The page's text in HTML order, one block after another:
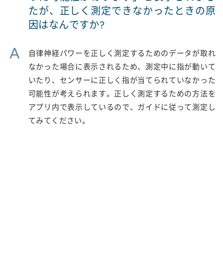
たが、正しく測定できなかったときの原
因はなんですか?
A
自律神経パワーを正しく測定するためのデータが取れ
なかった場合に表示されるため、測定中に指が動いて
いたり、センサーに正しく指が当てられていなかった
可能性が考えられます。正しく測定するための方法を
アプリ内で表示しているので、ガイドに従って測定し
てみてください。